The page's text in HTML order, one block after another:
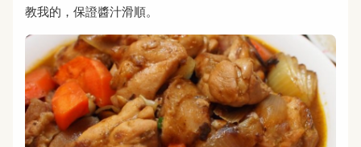
教我的，保證醬汁滑順。